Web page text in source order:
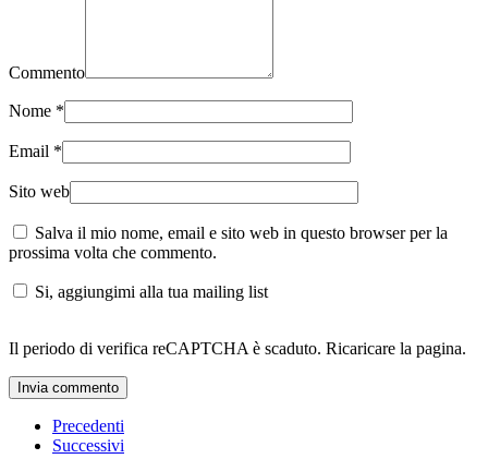
Commento
Nome *
Email *
Sito web
Salva il mio nome, email e sito web in questo browser per la
prossima volta che commento.
Si, aggiungimi alla tua mailing list
Il periodo di verifica reCAPTCHA è scaduto. Ricaricare la pagina.
Invia commento
Precedenti
Successivi